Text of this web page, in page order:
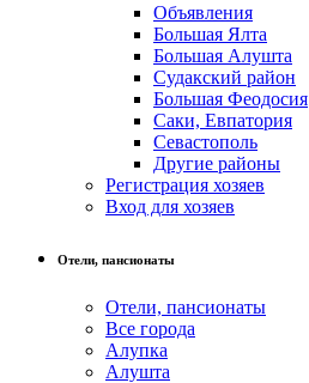
Объявления
Большая Ялта
Большая Алушта
Судакский район
Большая Феодосия
Саки, Евпатория
Севастополь
Другие районы
Регистрация хозяев
Вход для хозяев
Отели, пансионаты
Отели, пансионаты
Все города
Алупка
Алушта